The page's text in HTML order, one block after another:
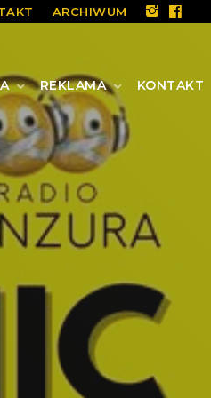
ARCHIWUM
REKLAMA KONTAKT